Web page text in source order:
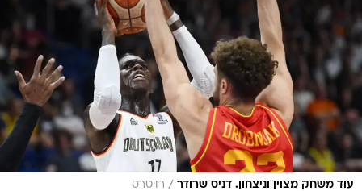
עוד משחק מצוין וניצחון. דניס שרודר / רויטרס